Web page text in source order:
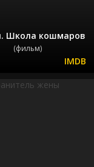
Школа кошмаров
(фильм)